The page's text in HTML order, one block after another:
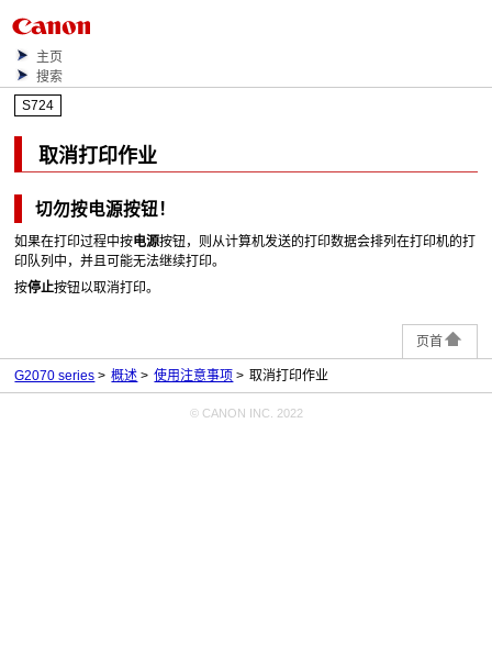
主页
搜索
S724
取消打印作业
切勿按电源按钮！
如果在打印过程中按电源按钮，则从计算机发送的打印数据会排列在打印机的打
印队列中，并且可能无法继续打印。
按停止按钮以取消打印。
页首
G2070 series 概述 使用注意事项 取消打印作业
© CANON INC. 2022